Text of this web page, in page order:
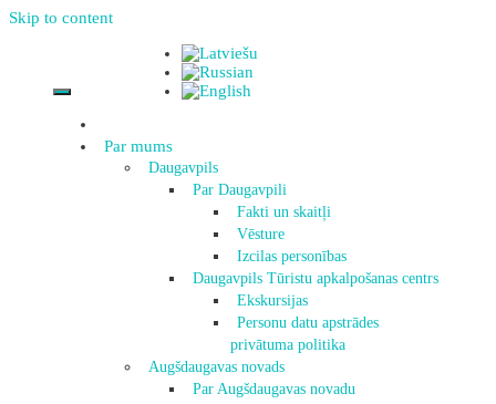
Skip to content
Par mums
Daugavpils
Par Daugavpili
Fakti un skaitļi
Vēsture
Izcilas personības
Daugavpils Tūristu apkalpošanas centrs
Ekskursijas
Personu datu apstrādes
privātuma politika
Augšdaugavas novads
Par Augšdaugavas novadu